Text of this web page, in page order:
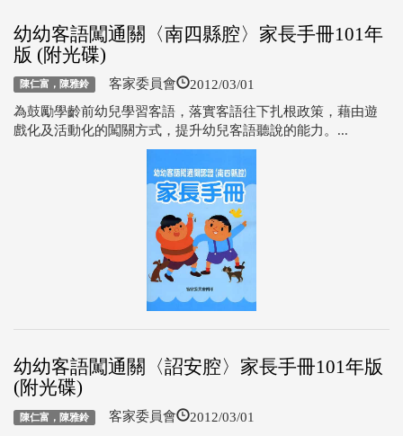
幼幼客語闖通關〈南四縣腔〉家長手冊101年
版 (附光碟)
陳仁富，陳雅鈴 客家委員會 2012/03/01
為鼓勵學齡前幼兒學習客語，落實客語往下扎根政策，藉由遊
戲化及活動化的闖關方式，提升幼兒客語聽說的能力。...
幼幼客語闖通關〈詔安腔〉家長手冊101年版
(附光碟)
陳仁富，陳雅鈴 客家委員會 2012/03/01